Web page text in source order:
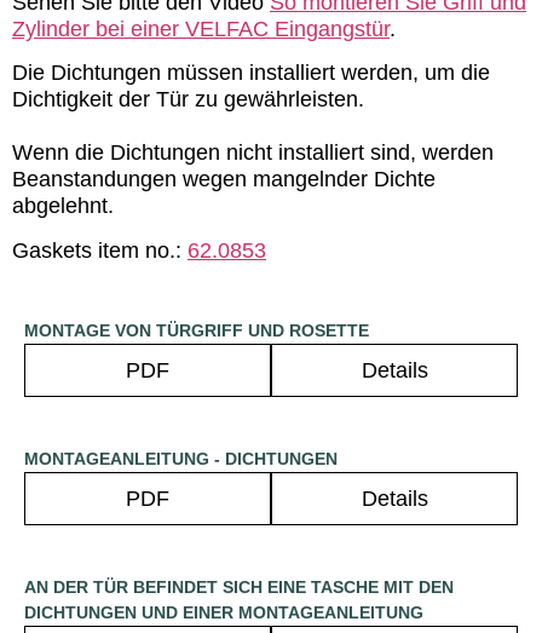
Zylinder bei einer VELFAC Eingangstür.
Die Dichtungen müssen installiert werden, um die
Dichtigkeit der Tür zu gewährleisten.
Wenn die Dichtungen nicht installiert sind, werden
Beanstandungen wegen mangelnder Dichte
abgelehnt.
Gaskets item no.: 62.0853
MONTAGE VON TÜRGRIFF UND ROSETTE
PDF Details
MONTAGEANLEITUNG - DICHTUNGEN
PDF Details
AN DER TÜR BEFINDET SICH EINE TASCHE MIT DEN
DICHTUNGEN UND EINER MONTAGEANLEITUNG